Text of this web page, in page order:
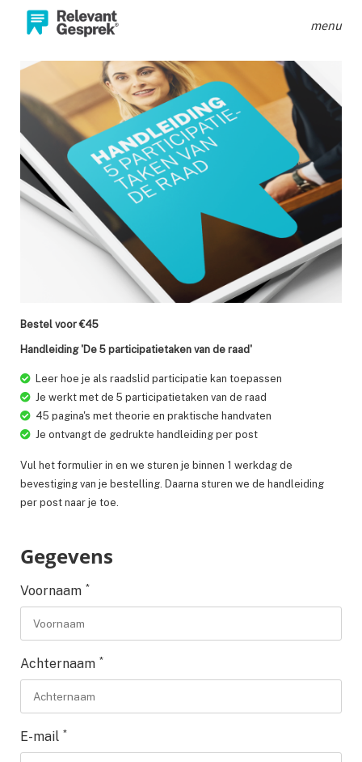
menu
Bestel voor €45
Handleiding 'De 5 participatietaken van de raad'
Leer hoe je als raadslid participatie kan toepassen
Je werkt met de 5 participatietaken van de raad
45 pagina's met theorie en praktische handvaten
Je ontvangt de gedrukte handleiding per post
Vul het formulier in en we sturen je binnen 1 werkdag de
bevestiging van je bestelling. Daarna sturen we de handleiding
per post naar je toe.
Gegevens
Voornaam *
Achternaam *
E-mail *